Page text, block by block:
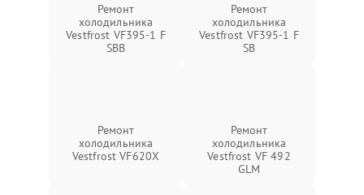
Ремонт
холодильника
Vestfrost VF395-1 F
SBB
Ремонт
холодильника
Vestfrost VF395-1 F
SB
Ремонт
холодильника
Vestfrost VF620X
Ремонт
холодильника
Vestfrost VF 492
GLM